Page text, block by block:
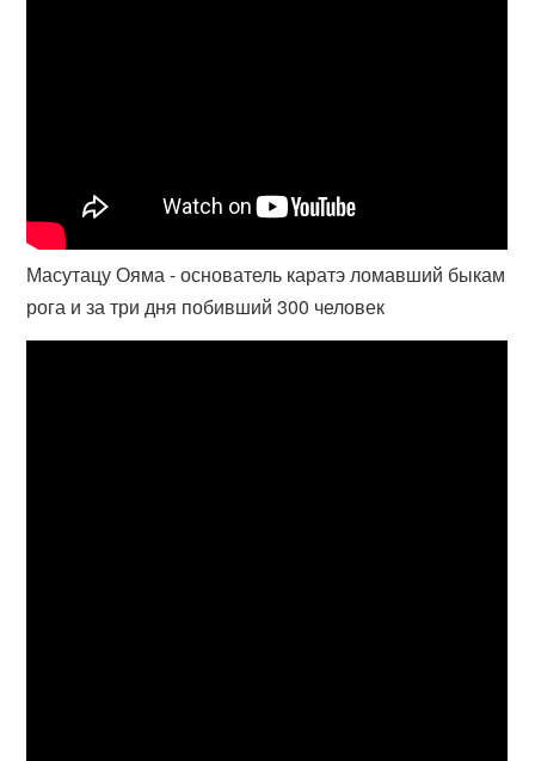
Масутацу Ояма - основатель каратэ ломавший быкам
рога и за три дня побивший 300 человек